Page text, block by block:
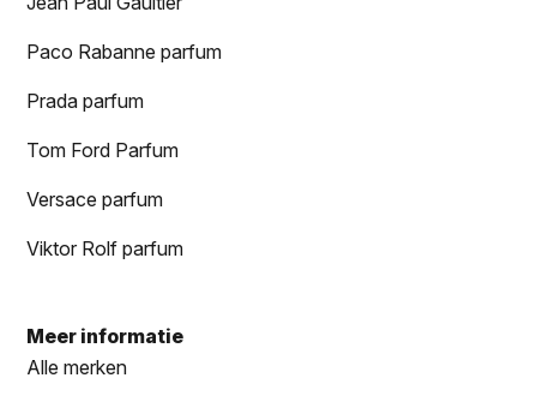
Paco Rabanne parfum
Prada parfum
Tom Ford Parfum
Versace parfum
Viktor Rolf parfum
Meer informatie
Alle merken